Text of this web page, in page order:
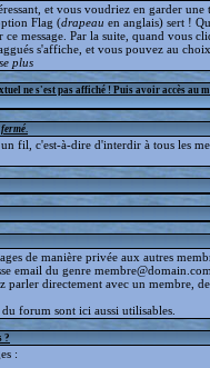
et vous voudriez en garder une
Flag (drapeau en anglais) sert !
message. Par la suite, quand vous
s'affiche, et vous pouvez au
plus
ne s'est pas affiché ! Puis avoir accès au
fil, c'est-à-dire d'interdir à tous les
de manière privée aux autres
email du genre
parler directement avec un membre,
forum sont ici aussi utilisables.
?
: